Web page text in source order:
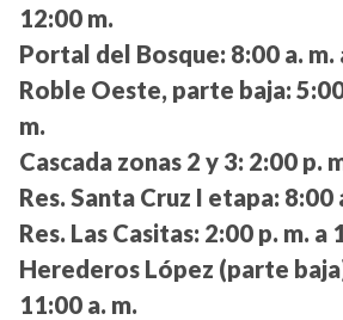
12:00 m.
Portal del Bosque: 8:00 a. m.
Roble Oeste, parte baja:
m.
Cascada zonas 2 y 3: 2:00 p.
Res. Santa Cruz I etapa: 8:00
Res. Las Casitas: 2:00 p. m. a
Herederos López (parte
11:00 a. m.